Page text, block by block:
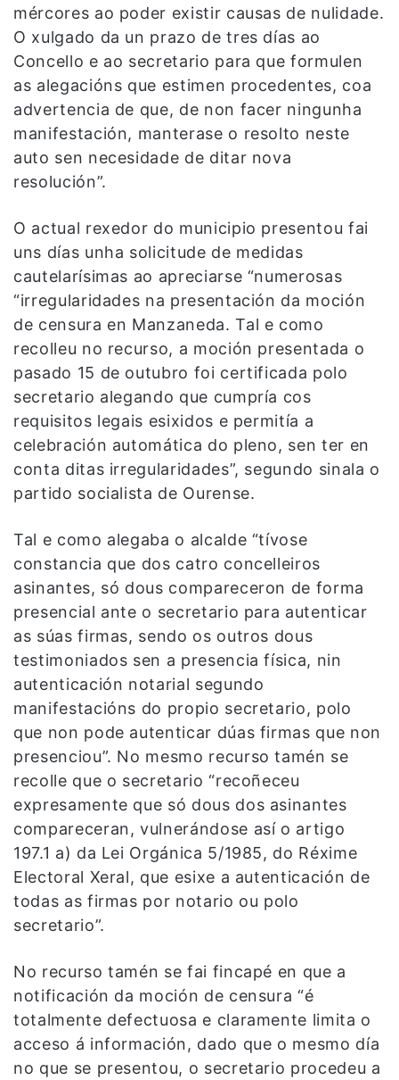
mércores ao poder existir causas de nulidade.
O xulgado da un prazo de tres días ao
Concello e ao secretario para que formulen
as alegacións que estimen procedentes, coa
advertencia de que, de non facer ningunha
manifestación, manterase o resolto neste
auto sen necesidade de ditar nova
resolución”.
O actual rexedor do municipio presentou fai
uns días unha solicitude de medidas
cautelarísimas ao apreciarse “numerosas
“irregularidades na presentación da moción
de censura en Manzaneda. Tal e como
recolleu no recurso, a moción presentada o
pasado 15 de outubro foi certificada polo
secretario alegando que cumpría cos
requisitos legais esixidos e permitía a
celebración automática do pleno, sen ter en
conta ditas irregularidades”, segundo sinala o
partido socialista de Ourense.
Tal e como alegaba o alcalde “tívose
constancia que dos catro concelleiros
asinantes, só dous compareceron de forma
presencial ante o secretario para autenticar
as súas firmas, sendo os outros dous
testimoniados sen a presencia física, nin
autenticación notarial segundo
manifestacións do propio secretario, polo
que non pode autenticar dúas firmas que non
presenciou”. No mesmo recurso tamén se
recolle que o secretario “recoñeceu
expresamente que só dous dos asinantes
compareceran, vulnerándose así o artigo
197.1 a) da Lei Orgánica 5/1985, do Réxime
Electoral Xeral, que esixe a autenticación de
todas as firmas por notario ou polo
secretario”.
No recurso tamén se fai fincapé en que a
notificación da moción de censura “é
totalmente defectuosa e claramente limita o
acceso á información, dado que o mesmo día
no que se presentou, o secretario procedeu a